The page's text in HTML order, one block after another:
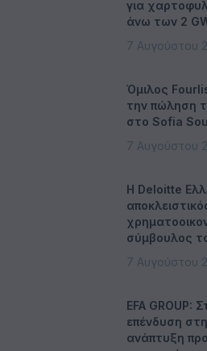
για
άνω των 2
7 Αυγούστου
Όμιλος
την πώληση
στο Sofia
7 Αυγούστου
Η Deloitte
σύμβουλος
7 Αυγούστου
EFA GROUP:
επένδυση
ανάπτυξη